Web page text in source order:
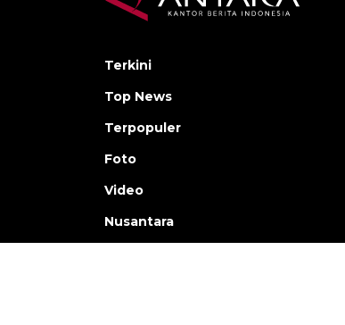
Terkini
Top News
Terpopuler
Foto
Video
Nusantara